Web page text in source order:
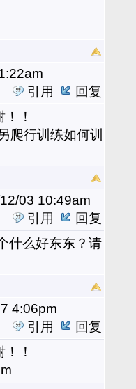
引用
回复
！
爬行训练如何训
03 10:49am
引用
回复
什么好东东？请
4:06pm
引用
回复
！